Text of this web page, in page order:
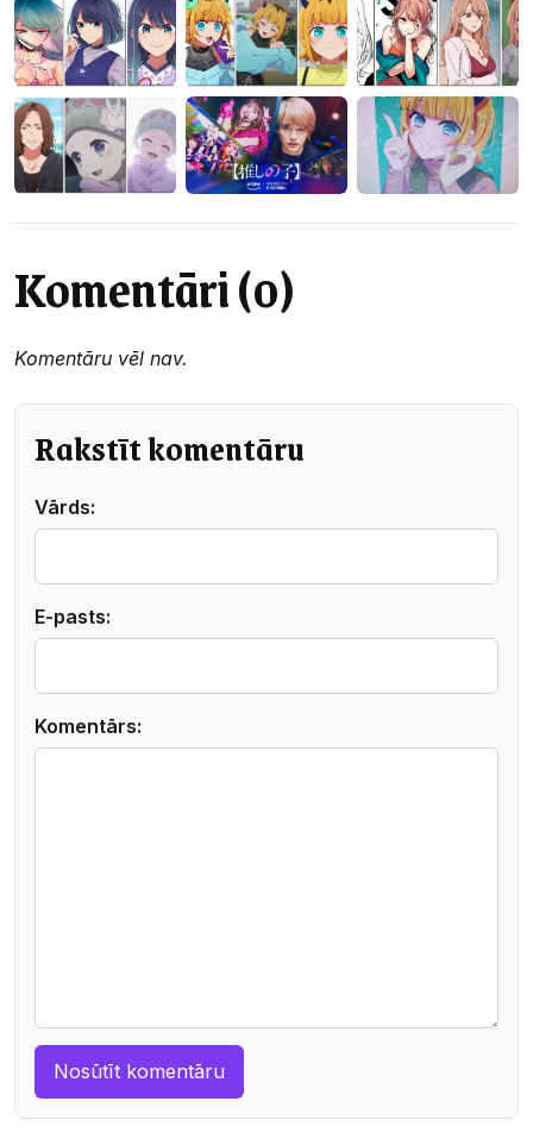
Komentāri (0)
Komentāru vēl nav.
Rakstīt komentāru
Vārds:
E-pasts:
Komentārs: